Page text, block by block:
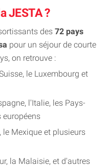
JESTA ?
des 72 pays
pour un séjour de courte
on retrouve :
le Luxembourg et
l'Italie, les Pays-
européens
le Mexique et plusieurs
la Malaisie, et d'autres